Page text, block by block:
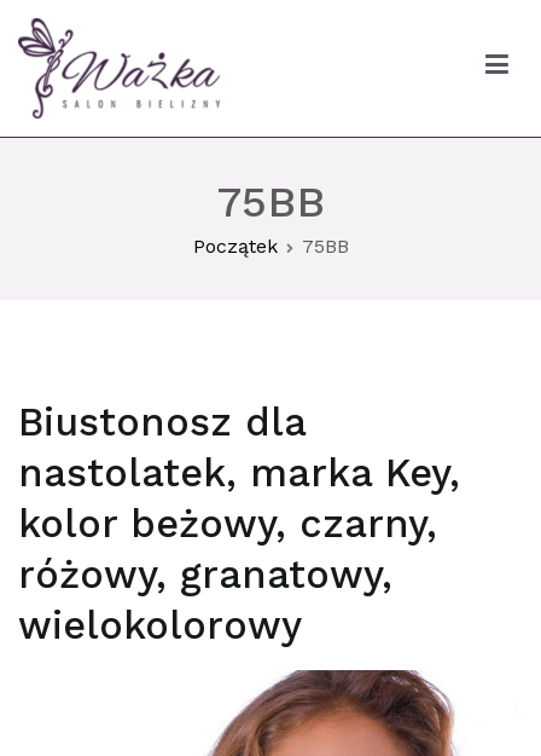
Przejdź
do
treści
Ważka biustonosze Gdańsk
75BB
Początek 75BB
Biustonosz dla
nastolatek, marka Key,
kolor beżowy, czarny,
różowy, granatowy,
wielokolorowy